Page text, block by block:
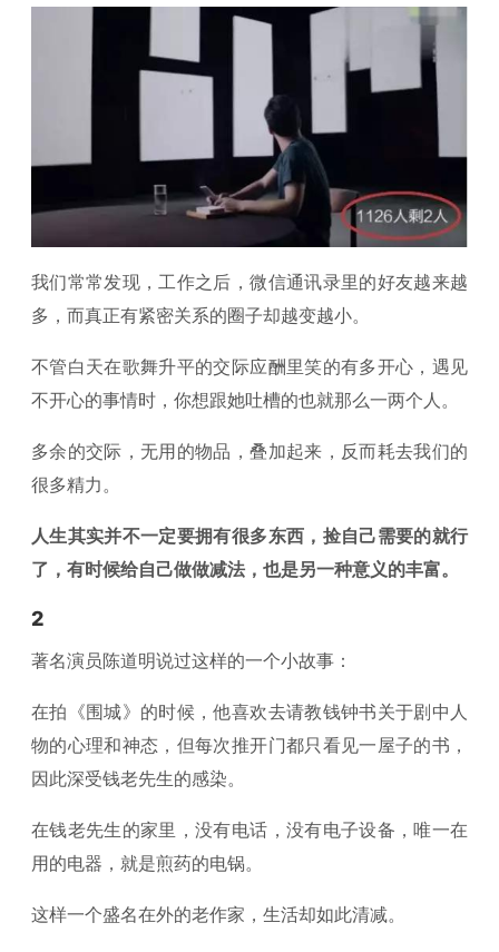
我们常常发现，工作之后，微信通讯录里的好友越来越
多，而真正有紧密关系的圈子却越变越小。
不管白天在歌舞升平的交际应酬里笑的有多开心，遇见
不开心的事情时，你想跟她吐槽的也就那么一两个人。
多余的交际，无用的物品，叠加起来，反而耗去我们的
很多精力。
人生其实并不一定要拥有很多东西，捡自己需要的就行
了，有时候给自己做做减法，也是另一种意义的丰富。
2
著名演员陈道明说过这样的一个小故事：
在拍《围城》的时候，他喜欢去请教钱钟书关于剧中人
物的心理和神态，但每次推开门都只看见一屋子的书，
因此深受钱老先生的感染。
在钱老先生的家里，没有电话，没有电子设备，唯一在
用的电器，就是煎药的电锅。
这样一个盛名在外的老作家，生活却如此清减。